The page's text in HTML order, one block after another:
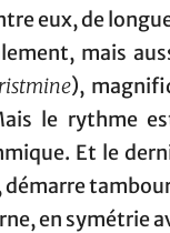
eux, de
mais
),
le rythme
Et le
en symétrie